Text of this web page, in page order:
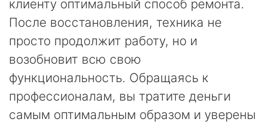
клиенту оптимальный способ ремонта.
После восстановления, техника не
просто продолжит работу, но и
возобновит всю свою
функциональность. Обращаясь к
профессионалам, вы тратите деньги
самым оптимальным образом и уверены